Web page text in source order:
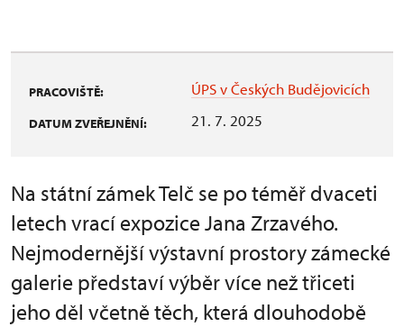
PRACOVIŠTĚ: ÚPS v Českých Budějovicích
DATUM ZVEŘEJNĚNÍ: 21. 7. 2025
Na státní zámek Telč se po téměř dvaceti
letech vrací expozice Jana Zrzavého.
Nejmodernější výstavní prostory zámecké
galerie představí výběr více než třiceti
jeho děl včetně těch, která dlouhodobě